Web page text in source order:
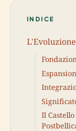
INDICE
Il